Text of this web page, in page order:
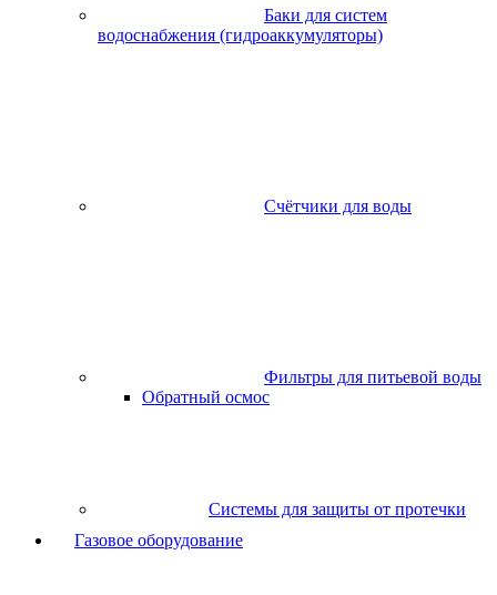
Баки для систем
водоснабжения (гидроаккумуляторы)
Счётчики для воды
Фильтры для питьевой воды
Обратный осмос
Системы для защиты от протечки
Газовое оборудование